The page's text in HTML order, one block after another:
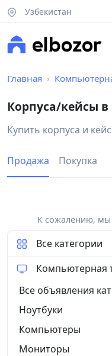
Узбекистан
Главная
Корпуса/кейсы
Купить корпуса и
Продажа Покупка
К сожалению, мы
Все категории
Компьютерная
Все объявления
Ноутбуки
Компьютеры
Мониторы